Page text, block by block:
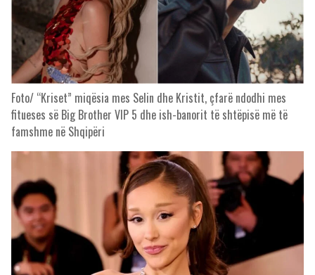
Foto/ “Kriset” miqësia mes Selin dhe Kristit, çfarë ndodhi mes
fitueses së Big Brother VIP 5 dhe ish-banorit të shtëpisë më të
famshme në Shqipëri